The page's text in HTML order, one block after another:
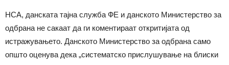
НСА, данската тајна служба ФЕ и данското Министерство за
одбрана не сакаат да ги коментираат откритијата од
истражувањето. Данското Министерство за одбрана само
општо оценува дека „систематско прислушување на блиски